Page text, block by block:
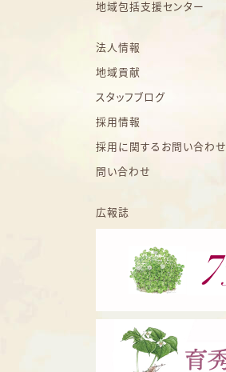
地域包括支援センター
法人情報
地域貢献
スタッフブログ
採用情報
採用に関するお問い合わせ
問い合わせ
広報誌